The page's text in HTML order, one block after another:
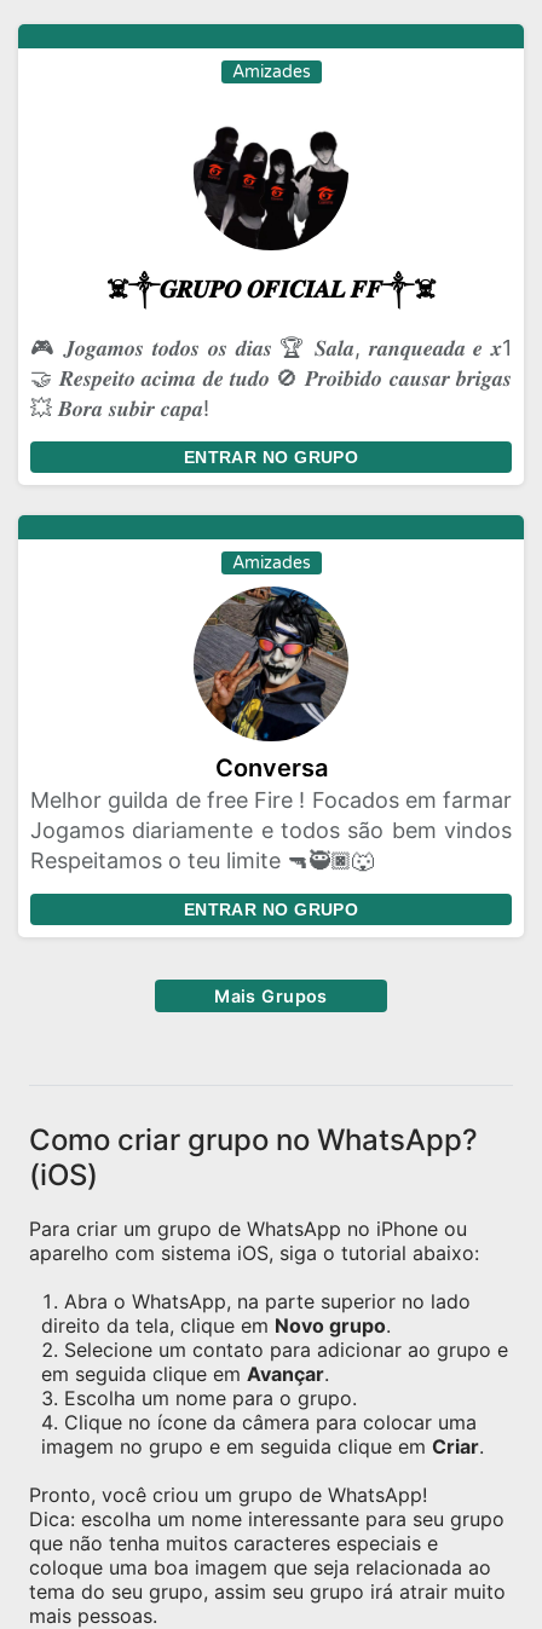
Amizades
☠️༒𝑮𝑹𝑼𝑷𝑶 𝑶𝑭𝑰𝑪𝑰𝑨𝑳 𝑭𝑭༒☠️
🎮 𝑱𝒐𝒈𝒂𝒎𝒐𝒔 𝒕𝒐𝒅𝒐𝒔 𝒐𝒔 𝒅𝒊𝒂𝒔 🏆 𝑺𝒂𝒍𝒂, 𝒓𝒂𝒏𝒒𝒖𝒆𝒂𝒅𝒂 𝒆 𝒙1
🤝 𝑹𝒆𝒔𝒑𝒆𝒊𝒕𝒐 𝒂𝒄𝒊𝒎𝒂 𝒅𝒆 𝒕𝒖𝒅𝒐 🚫 𝑷𝒓𝒐𝒊𝒃𝒊𝒅𝒐 𝒄𝒂𝒖𝒔𝒂𝒓 𝒃𝒓𝒊𝒈𝒂𝒔
💥 𝑩𝒐𝒓𝒂 𝒔𝒖𝒃𝒊𝒓 𝒄𝒂𝒑𝒂!
ENTRAR NO GRUPO
Amizades
Conversa
Melhor guilda de free Fire ! Focados em farmar
Jogamos diariamente e todos são bem vindos
Respeitamos o teu limite 🔫🥷🏿🐺
ENTRAR NO GRUPO
Mais Grupos
Como criar grupo no WhatsApp?
(iOS)
Para criar um grupo de WhatsApp no iPhone ou
aparelho com sistema iOS, siga o tutorial abaixo:
Abra o WhatsApp, na parte superior no lado
direito da tela, clique em Novo grupo.
Selecione um contato para adicionar ao grupo e
em seguida clique em Avançar.
Escolha um nome para o grupo.
Clique no ícone da câmera para colocar uma
imagem no grupo e em seguida clique em Criar.
Pronto, você criou um grupo de WhatsApp!
Dica: escolha um nome interessante para seu grupo
que não tenha muitos caracteres especiais e
coloque uma boa imagem que seja relacionada ao
tema do seu grupo, assim seu grupo irá atrair muito
mais pessoas.